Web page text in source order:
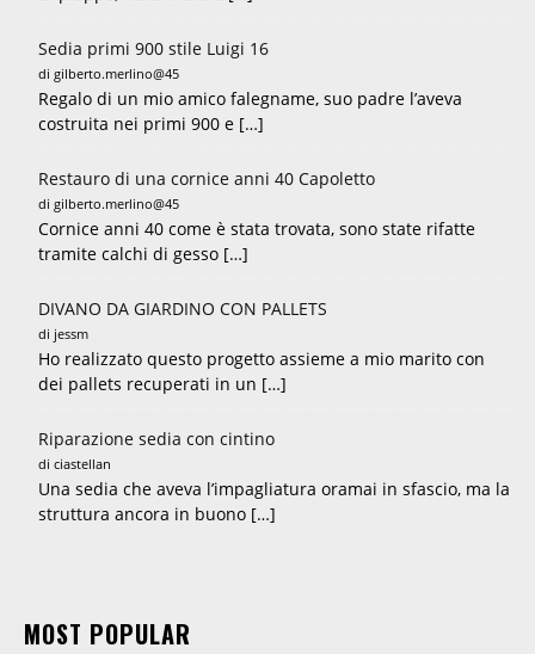
Sedia primi 900 stile Luigi 16
di gilberto.merlino@45
Regalo di un mio amico falegname, suo padre l’aveva
costruita nei primi 900 e […]
Restauro di una cornice anni 40 Capoletto
di gilberto.merlino@45
Cornice anni 40 come è stata trovata, sono state rifatte
tramite calchi di gesso […]
DIVANO DA GIARDINO CON PALLETS
di jessm
Ho realizzato questo progetto assieme a mio marito con
dei pallets recuperati in un […]
Riparazione sedia con cintino
di ciastellan
Una sedia che aveva l’impagliatura oramai in sfascio, ma la
struttura ancora in buono […]
MOST POPULAR